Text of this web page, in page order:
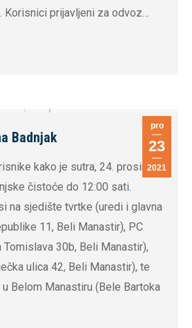
prijavljeni za odvoz…
pro
23
2021
Badnjak
kako je sutra, 24. prosinca,
čistoće do 12:00 sati.
na sjedište tvrtke (uredi i glavna
11, Beli Manastir), PC
Tomislava 30b, Beli Manastir),
ulica 42, Beli Manastir), te
Belom Manastiru (Bele Bartoka